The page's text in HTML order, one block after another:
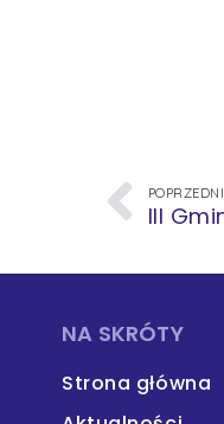
POPRZEDNI
III
NA SKRÓTY
Strona główna